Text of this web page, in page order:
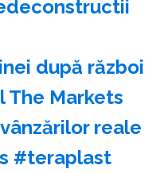
după război
The Markets
reale
#teraplast